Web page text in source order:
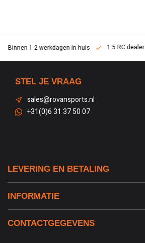
Binnen 1-2 werkdagen in huis 1:5 RC dealer
STEL JE VRAAG
sales@rovansports.nl
+31(0)6 31 37 50 07
LEVERING EN BETALING
INFORMATIE
CONTACTGEGEVENS